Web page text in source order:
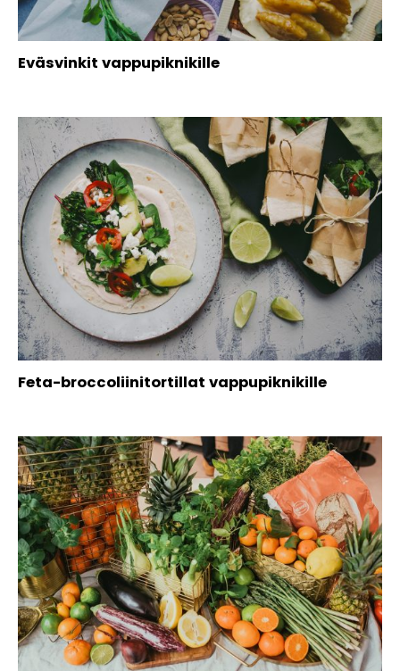
Eväsvinkit vappupiknikille
Feta-broccoliinitortillat vappupiknikille